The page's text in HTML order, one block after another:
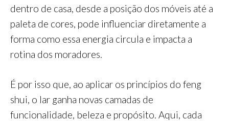
dentro de casa, desde a posição dos móveis até a
paleta de cores, pode influenciar diretamente a
forma como essa energia circula e impacta a
rotina dos moradores.
É por isso que, ao aplicar os princípios do feng
shui, o lar ganha novas camadas de
funcionalidade, beleza e propósito. Aqui, cada